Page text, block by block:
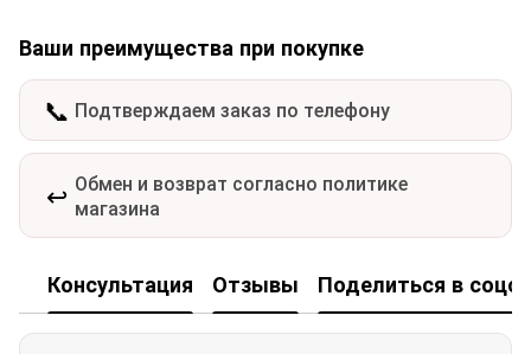
Ваши преимущества при покупке
📞 Подтверждаем заказ по телефону
↩️ Обмен и возврат согласно политике
магазина
Консультация Отзывы Поделиться в